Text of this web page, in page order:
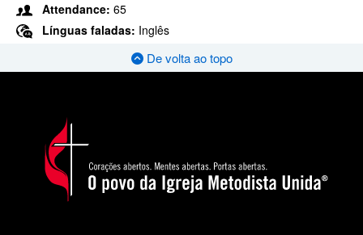
Attendance: 65
Línguas faladas: Inglês
De volta ao topo